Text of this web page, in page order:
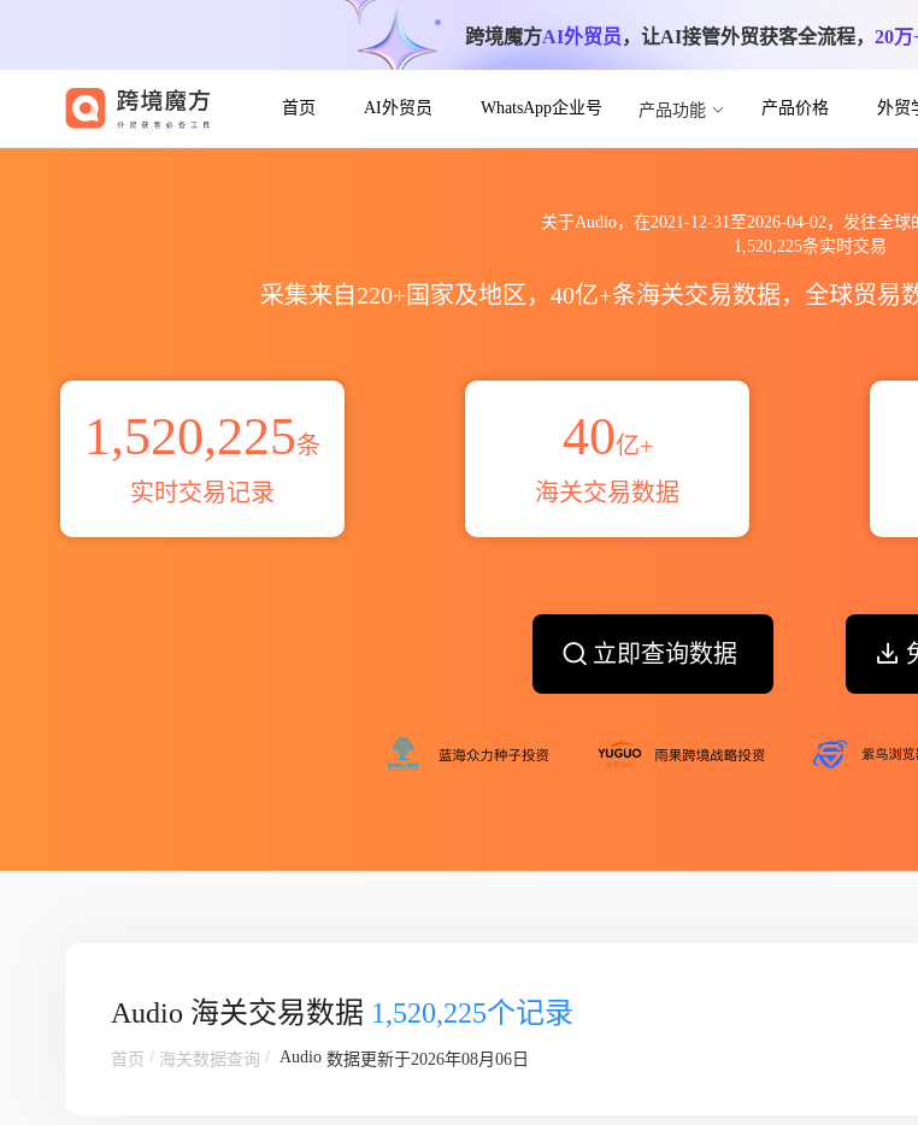
跨境魔方AI外贸员，让AI接管外贸获客全流程， 20万
首页 AI外贸员 WhatsApp企业号 产品功能 产品价格 外贸
关于Audio，在2021-12-31至2026-04-02，发往全
1,520,225条实时交易
采集来自220+国家及地区，40亿+条海关交易数据，全球贸
1,520,225条
实时交易记录
40亿+
海关交易数据
立即查询数据
Audio 海关交易数据 1,520,225个记录
首页 / 海关数据查询 / Audio 数据更新于2026年08月06日